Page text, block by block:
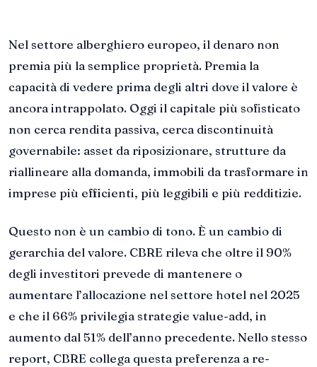
Nel settore alberghiero europeo, il denaro non
premia più la semplice proprietà. Premia la
capacità di vedere prima degli altri dove il valore è
ancora intrappolato. Oggi il capitale più sofisticato
non cerca rendita passiva, cerca discontinuità
governabile: asset da riposizionare, strutture da
riallineare alla domanda, immobili da trasformare in
imprese più efficienti, più leggibili e più redditizie.
Questo non è un cambio di tono. È un cambio di
gerarchia del valore. CBRE rileva che oltre il 90%
degli investitori prevede di mantenere o
aumentare l’allocazione nel settore hotel nel 2025
e che il 66% privilegia strategie value-add, in
aumento dal 51% dell’anno precedente. Nello stesso
report, CBRE collega questa preferenza a re-